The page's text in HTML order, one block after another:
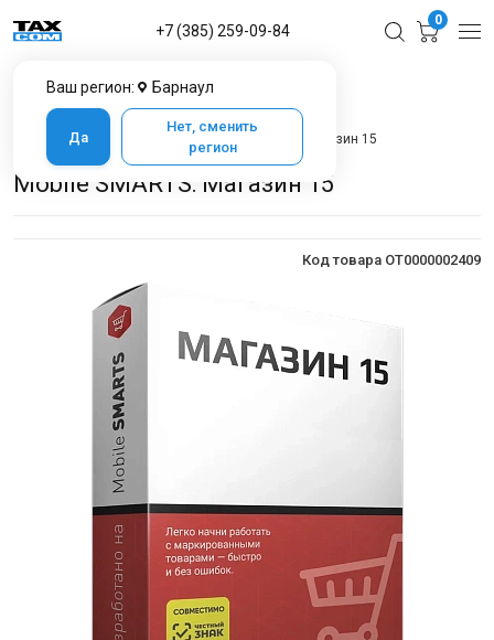
Ваш регион: Барнаул
Да
Нет, сменить
регион
+7 (385) 259-09-84
0
Программное обеспечение
Cleverence
Mobile Smarts: Магазин 15
Mobile SMARTS: Магазин 15
Mobile SMARTS: Магазин 15
Код товара OT0000002409